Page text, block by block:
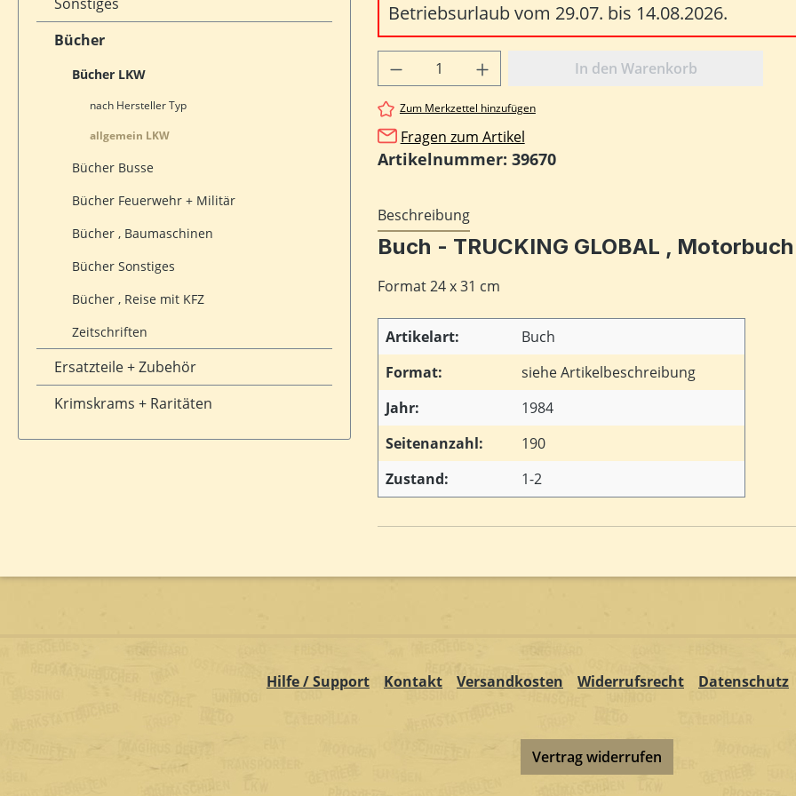
Bücher
Bücher LKW
nach Hersteller Typ
allgemein LKW
Bücher Busse
Bücher Feuerwehr + Militär
Bücher , Baumaschinen
Bücher Sonstiges
Bücher , Reise mit KFZ
Zeitschriften
Ersatzteile + Zubehör
Krimskrams + Raritäten
Betriebsurlaub vom 29.07. bis 14.08.2026.
Produkt Anzahl: Gib den gewünschten
In den Warenkorb
Zum Merkzettel hinzufügen
Fragen zum Artikel
Artikelnummer: 39670
Beschreibung
Buch - TRUCKING GLOBAL ,
Format 24 x 31 cm
Artikelart:
Buch
Format:
siehe Artikelbeschreibung
Jahr:
1984
Seitenanzahl:
190
Zustand:
1-2
Hilfe / Support Kontakt Versandkosten Widerrufsrecht Datenschutz
Vertrag widerrufen